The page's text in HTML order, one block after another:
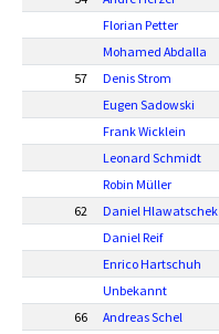
Florian Petter
Mohamed Abdalla
57
Denis Strom
Eugen Sadowski
Frank Wicklein
Leonard Schmidt
Robin Müller
62
Daniel Hlawatschek
Daniel Reif
Enrico Hartschuh
Unbekannt
66
Andreas Schel